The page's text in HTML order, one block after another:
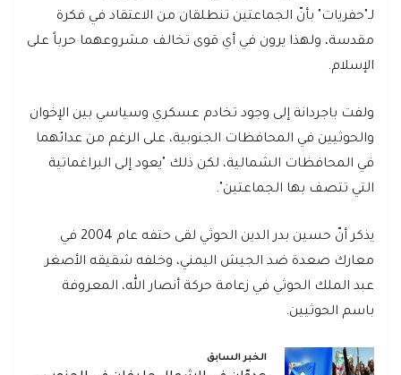
لـ"حفريات" بأنّ الجماعتين تنطلقان من الاعتقاد في فكرة
مقدسة، ولهذا يرون في أي قوى تخالف مشروعهما حرباً على
الإسلام.
ولفت باجردانة إلى وجود تخادم عسكري وسياسي بين الإخوان
والحوثيين في المحافظات الجنوبية، على الرغم من عدائهما
في المحافظات الشمالية، لكن ذلك "يعود إلى البراغماتية
التي تتصف بها الجماعتين".
يذكر أنّ حسين بدر الدين الحوثي لقى حتفه عام 2004 في
معارك صعدة ضد الجيش اليمني، وخلفه شقيقه الأصغر
عبد الملك الحوثي في زعامة حركة أنصار الله، المعروفة
باسم الحوثيين.
الخبر السابق